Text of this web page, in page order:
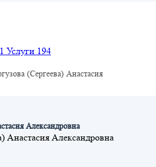
Услуги 194
(Сергеева) Анастасия
Александровна